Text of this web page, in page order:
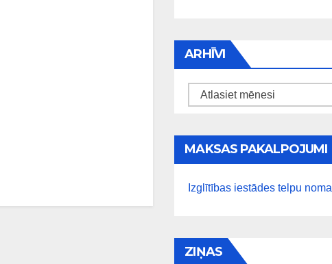
ARHĪVI
Arhīvi
MAKSAS PAKALPOJUMI
Izglītības iestādes telpu noma
ZIŅAS